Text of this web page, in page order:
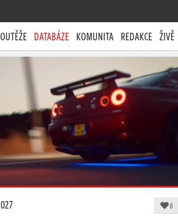
DATABÁZE KOMUNITA REDAKCE ŽIVĚ
0